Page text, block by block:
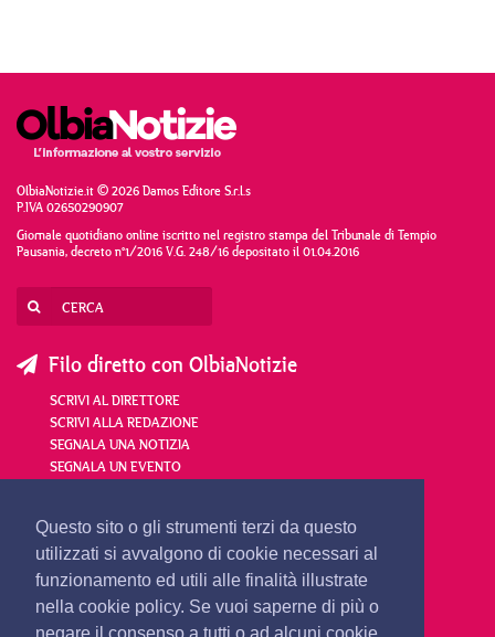
Questo sito o gli strumenti terzi da questo
utilizzati si avvalgono di cookie necessari al
funzionamento ed utili alle finalità illustrate
nella cookie policy. Se vuoi saperne di più o
OlbiaNotizie.it © 2026 Damos Editore S.r.l.s
P.IVA 02650290907
Giornale quotidiano online iscritto nel registro stampa del Tribunale di Tempio
Pausania, decreto n°1/2016 V.G. 248/16 depositato il 01.04.2016
Filo diretto con OlbiaNotizie
SCRIVI AL DIRETTORE
SCRIVI ALLA REDAZIONE
SEGNALA UNA NOTIZIA
SEGNALA UN EVENTO
redazione@olbianotizie.it